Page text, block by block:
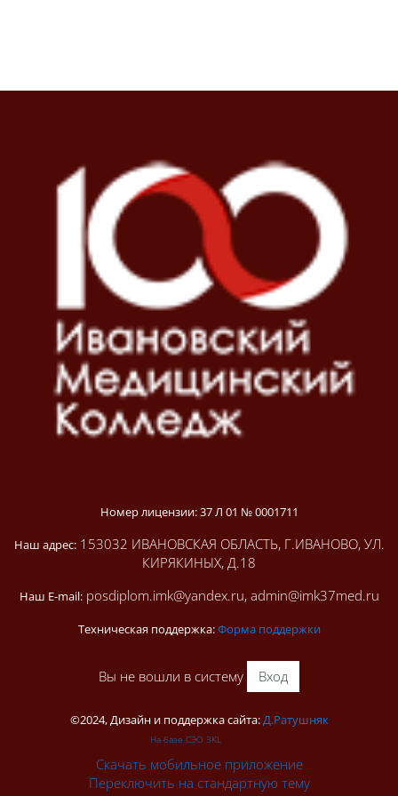
Номер лицензии: 37 Л 01 № 0001711
Наш адрес:153032 ИВАНОВСКАЯ ОБЛАСТЬ, Г.ИВАНОВО, УЛ.
КИРЯКИНЫХ, Д.18
Наш E-mail:posdiplom.imk@yandex.ru, admin@imk37med.ru
Техническая поддержка:Форма поддержки
Вы не вошли в систему Вход
©2024, Дизайн и поддержка сайта:Д.Ратушняк
На базе СЭО 3KL
Скачать мобильное приложение
Переключить на стандартную тему